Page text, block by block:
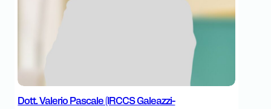
Dott. Valerio Pascale (IRCCS Galeazzi-